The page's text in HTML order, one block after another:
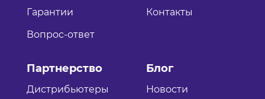
Гарантии
Вопрос-ответ
Контакты
Партнерство
Дистрибьютеры
Блог
Новости